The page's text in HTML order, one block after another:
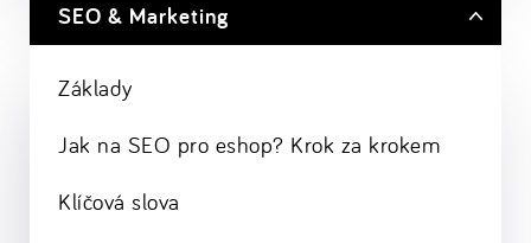
SEO & Marketing
Základy
Jak na SEO pro eshop? Krok za krokem
Klíčová slova